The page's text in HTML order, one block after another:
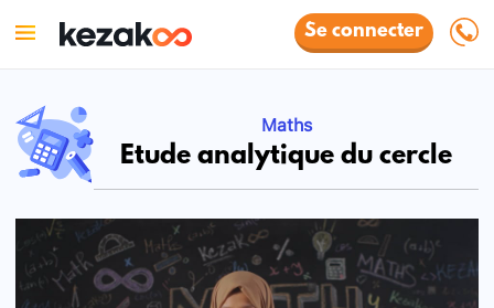
Se connecter
Maths
Etude analytique du cercle